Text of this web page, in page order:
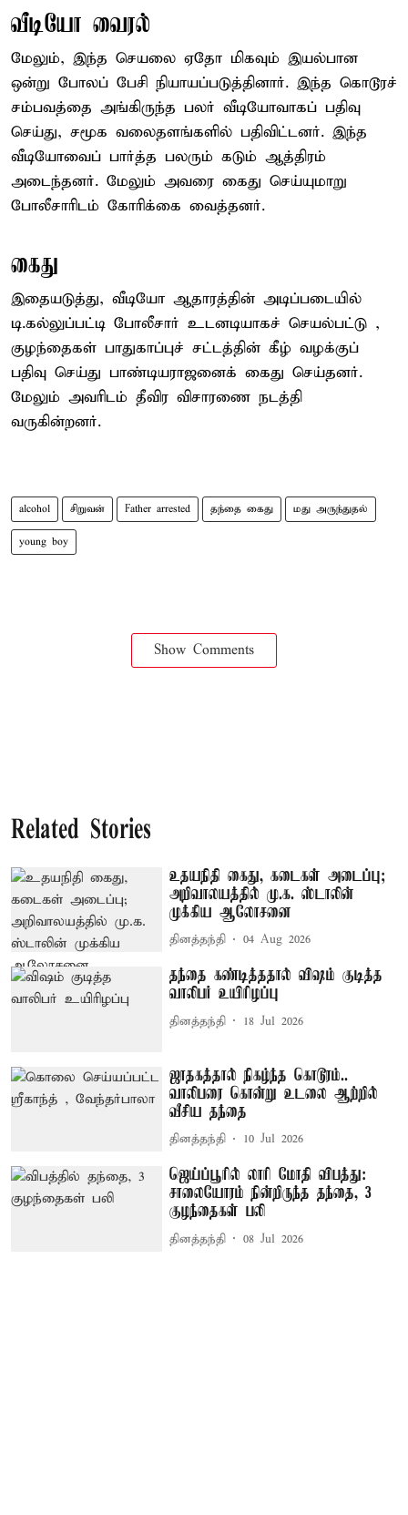
வீடியோ வைரல்
மேலும், இந்த செயலை ஏதோ மிகவும் இயல்பான
ஒன்று போலப் பேசி நியாயப்படுத்தினார். இந்த கொடூரச்
சம்பவத்தை அங்கிருந்த பலர் வீடியோவாகப் பதிவு
செய்து, சமூக வலைதளங்களில் பதிவிட்டனர். இந்த
வீடியோவைப் பார்த்த பலரும் கடும் ஆத்திரம்
அடைந்தனர். மேலும் அவரை கைது செய்யுமாறு
போலீசாரிடம் கோரிக்கை வைத்தனர்.
கைது
இதையடுத்து, வீடியோ ஆதாரத்தின் அடிப்படையில்
டி.கல்லுப்பட்டி போலீசார் உடனடியாகச் செயல்பட்டு ,
குழந்தைகள் பாதுகாப்புச் சட்டத்தின் கீழ் வழக்குப்
பதிவு செய்து பாண்டியராஜனைக் கைது செய்தனர்.
மேலும் அவரிடம் தீவிர விசாரணை நடத்தி
வருகின்றனர்.
alcohol சிறுவன் Father arrested தந்தை கைது மது அருந்துதல்
young boy
Show Comments
Related Stories
உதயநிதி கைது, கடைகள் அடைப்பு;
அறிவாலயத்தில் மு.க. ஸ்டாலின்
முக்கிய ஆலோசனை
தினத்தந்தி 04 Aug 2026
தந்தை கண்டித்ததால் விஷம் குடித்த
வாலிபர் உயிரிழப்பு
தினத்தந்தி 18 Jul 2026
ஜாதகத்தால் நிகழ்ந்த கொடூரம்..
வாலிபரை கொன்று உடலை ஆற்றில்
வீசிய தந்தை
தினத்தந்தி 10 Jul 2026
ஜெய்ப்பூரில் லாரி மோதி விபத்து:
சாலையோரம் நின்றிருந்த தந்தை, 3
குழந்தைகள் பலி
தினத்தந்தி 08 Jul 2026